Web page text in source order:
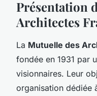
Présentation
Architectes
La Mutuelle des
fondée en 1931 par
visionnaires. Leur
organisation dédiée